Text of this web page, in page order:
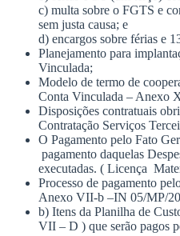
c) multa sobre o FGTS e
sem justa causa; e
d) encargos sobre férias e
Planejamento para
Vinculada;
Modelo de termo de
Conta Vinculada – Anexo
Disposições contratuais
Contratação Serviços
O Pagamento pelo Fato
pagamento daquelas
executadas. ( Licença
Processo de pagamento
Anexo VII-b –IN 05/MP/
b) Itens da Planilha de
VII – D ) que serão pagos